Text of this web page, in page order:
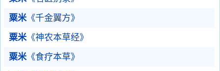
粟米《千金翼方》
粟米《神农本草经》
粟米《食疗本草》